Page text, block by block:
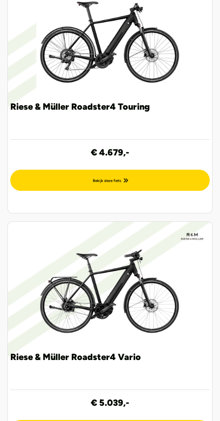
Riese & Müller Roadster4 Touring
€ 4.679,-
Bekijk deze fiets
Riese & Müller Roadster4 Vario
€ 5.039,-